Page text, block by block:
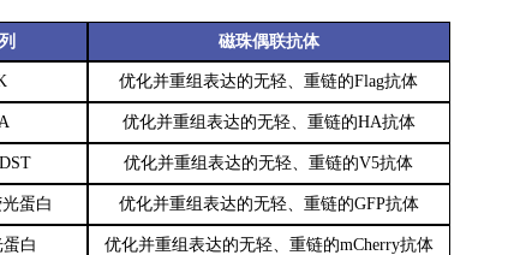
磁珠偶联抗体
优化并重组表达的无轻、重链的Flag抗体
优化并重组表达的无轻、重链的HA抗体
优化并重组表达的无轻、重链的V5抗体
蛋白 优化并重组表达的无轻、重链的GFP抗体
白 优化并重组表达的无轻、重链的mCherry抗体